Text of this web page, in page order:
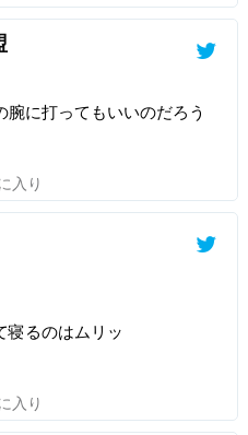
に打ってもいいのだろう
入り
寝るのはムリッ
入り